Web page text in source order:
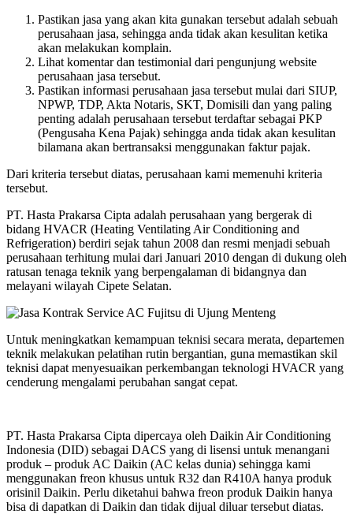
Pastikan jasa yang akan kita gunakan tersebut adalah sebuah
perusahaan jasa, sehingga anda tidak akan kesulitan ketika
akan melakukan komplain.
Lihat komentar dan testimonial dari pengunjung website
perusahaan jasa tersebut.
Pastikan informasi perusahaan jasa tersebut mulai dari SIUP,
NPWP, TDP, Akta Notaris, SKT, Domisili dan yang paling
penting adalah perusahaan tersebut terdaftar sebagai PKP
(Pengusaha Kena Pajak) sehingga anda tidak akan kesulitan
bilamana akan bertransaksi menggunakan faktur pajak.
Dari kriteria tersebut diatas, perusahaan kami memenuhi kriteria
tersebut.
PT. Hasta Prakarsa Cipta adalah perusahaan yang bergerak di
bidang HVACR (Heating Ventilating Air Conditioning and
Refrigeration) berdiri sejak tahun 2008 dan resmi menjadi sebuah
perusahaan terhitung mulai dari Januari 2010 dengan di dukung oleh
ratusan tenaga teknik yang berpengalaman di bidangnya dan
melayani wilayah Cipete Selatan.
Untuk meningkatkan kemampuan teknisi secara merata, departemen
teknik melakukan pelatihan rutin bergantian, guna memastikan skil
teknisi dapat menyesuaikan perkembangan teknologi HVACR yang
cenderung mengalami perubahan sangat cepat.
PT. Hasta Prakarsa Cipta dipercaya oleh Daikin Air Conditioning
Indonesia (DID) sebagai DACS yang di lisensi untuk menangani
produk – produk AC Daikin (AC kelas dunia) sehingga kami
menggunakan freon khusus untuk R32 dan R410A hanya produk
orisinil Daikin. Perlu diketahui bahwa freon produk Daikin hanya
bisa di dapatkan di Daikin dan tidak dijual diluar tersebut diatas.